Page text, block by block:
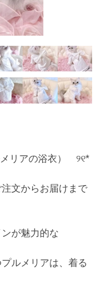
リアの浴衣） ୨୧*
文からお届けまで
が魅力的な
ルメリアは、着る